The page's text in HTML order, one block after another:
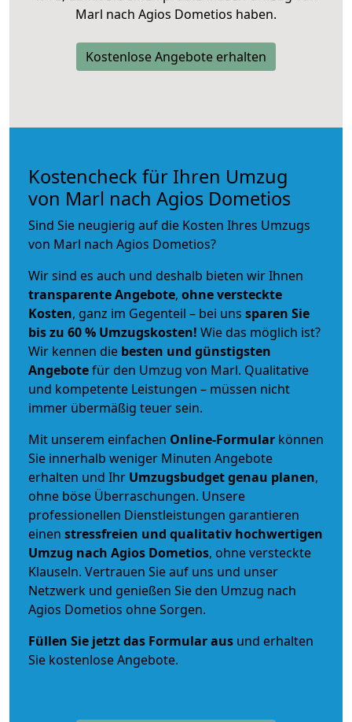
Marl nach Agios Dometios haben.
Kostenlose Angebote erhalten
Kostencheck für Ihren Umzug
von Marl nach Agios Dometios
Sind Sie neugierig auf die Kosten Ihres Umzugs
von Marl nach Agios Dometios?
Wir sind es auch und deshalb bieten wir Ihnen
transparente Angebote, ohne versteckte
Kosten, ganz im Gegenteil – bei uns sparen Sie
bis zu 60 % Umzugskosten! Wie das möglich ist?
Wir kennen die besten und günstigsten
Angebotefür den Umzug von Marl. Qualitative
und kompetente Leistungen – müssen nicht
immer übermäßig teuer sein.
Mit unserem einfachen Online-Formular können
Sie innerhalb weniger Minuten Angebote
erhalten und Ihr Umzugsbudgetgenau planen,
ohne böse Überraschungen. Unsere
professionellen Dienstleistungen garantieren
einen stressfreien und qualitativ hochwertigen
Umzug nach Agios Dometios, ohne versteckte
Klauseln. Vertrauen Sie auf uns und unser
Netzwerk und genießen Sie den Umzug nach
Agios Dometios ohne Sorgen.
Füllen Sie jetzt das Formular aus und erhalten
Sie kostenlose Angebote.